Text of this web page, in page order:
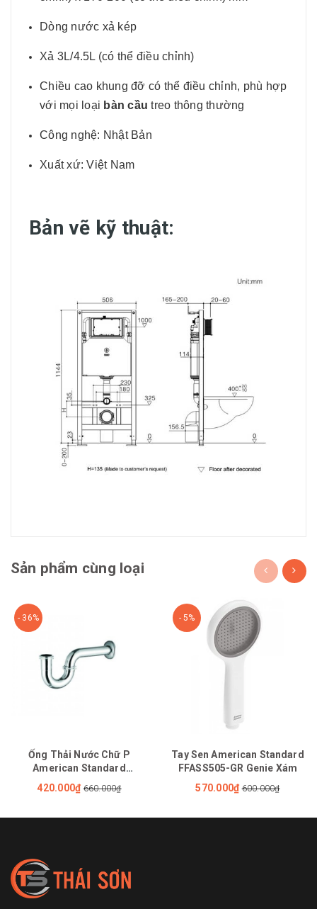
Dòng nước xả kép
Xả 3L/4.5L (có thể điều chỉnh)
Chiều cao khung đỡ có thể điều chỉnh, phù hợp
với mọi loại bàn cầu treo thông thường
Công nghệ: Nhật Bản
Xuất xứ: Việt Nam
Bản vẽ kỹ thuật:
Sản phẩm cùng loại
- 36%
Ống Thải Nước Chữ P
American Standard
FFAS3939E 340mm
420.000₫ 660.000₫
- 5%
Tay Sen American Standard
FFASS505-GR Genie Xám
570.000₫ 600.000₫